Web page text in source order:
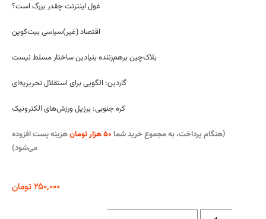
غول اینترنت چقدر بزرگ است؟
اقتصاد (غیر)سیاسی بیت‌کوین
بلاک‌چین برهم‌زننده بنیادین ساختار مسلط نیست
گاردین: الگویی برای استقلال تحریریه‌ای
کره جنوبی: برزیل ورزش‌های الکترونیک
(هنگام پرداخت، به مجموع خرید شما ۵۰ هزار تومان
هزینه پست افزوده
می‌شود)
۲۵۰,۰۰۰ تومان